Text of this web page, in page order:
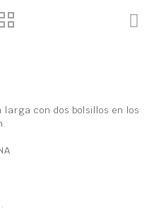
con dos bolsillos en los